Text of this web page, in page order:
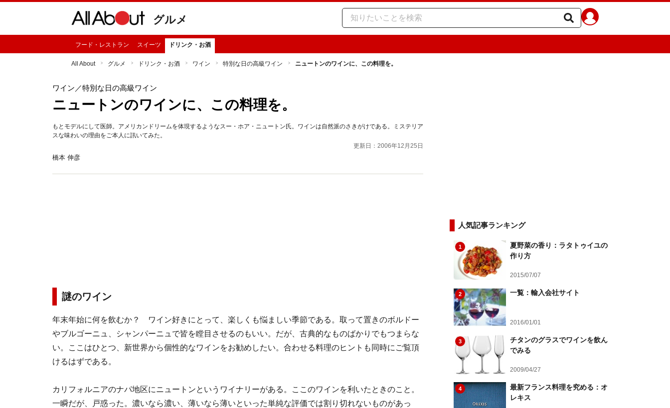
グルメ
フード・レストラン スイーツ ドリンク・お酒
All About グルメ ドリンク・お酒 ワイン 特別な日の高級ワイン ニュートンのワインに、この料理を。
ワイン ／特別な日の高級ワイン
ニュートンのワインに、この料理を。
もとモデルにして医師。アメリカンドリームを体現するようなスー・ホア・ニュートン氏。ワインは自然派のさきがけである。ミステリア
スな味わいの理由をご本人に訊いてみた。
更新日：2006年12月25日
橋本 伸彦
謎のワイン
年末年始に何を飲むか？ ワイン好きにとって、楽しくも悩ましい季節である。取って置きのボルドー
やブルゴーニュ、シャンパーニュで皆を瞠目させるのもいい。だが、古典的なものばかりでもつまらな
い。ここはひとつ、新世界から個性的なワインをお勧めしたい。合わせる料理のヒントも同時にご覧頂
けるはずである。
カリフォルニアのナパ地区にニュートンというワイナリーがある。ここのワインを利いたときのこと。
一瞬だが、戸惑った。濃いなら濃い、薄いなら薄いといった単純な評価では割り切れないものがあっ
人気記事ランキング
1
夏野菜の香り：ラタトゥイユの
作り方
2015/07/07
2 一覧：輸入会社サイト
2016/01/01
3
チタンのグラスでワインを飲ん
でみる
2009/04/27
4
最新フランス料理を究める：オ
レキス